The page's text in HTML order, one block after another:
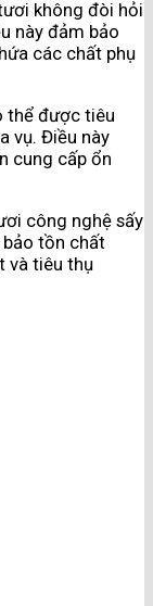
không đòi hỏi
này đảm bảo
các chất phụ
thể được tiêu
vụ. Điều này
cung cấp ổn
công nghệ sấy
tồn chất
và tiêu thụ